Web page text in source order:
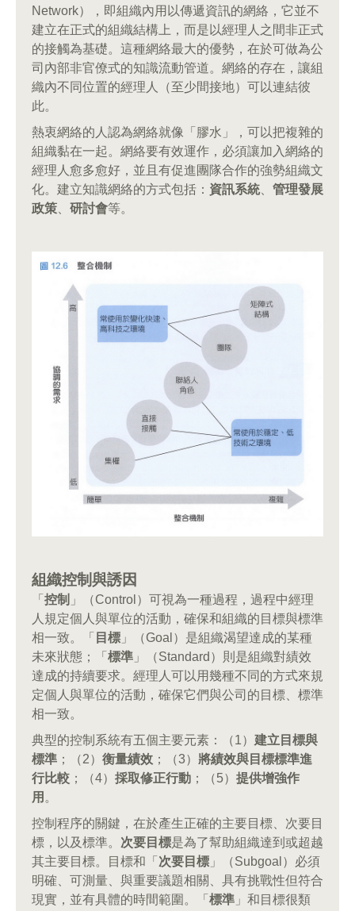
Network），即組織內用以傳遞資訊的網絡，它並不
建立在正式的組織結構上，而是以經理人之間非正式
的接觸為基礎。這種網絡最大的優勢，在於可做為公
司內部非官僚式的知識流動管道。網絡的存在，讓組
織內不同位置的經理人（至少間接地）可以連結彼
此。
熱衷網絡的人認為網絡就像「膠水」，可以把複雜的
組織黏在一起。網絡要有效運作，必須讓加入網絡的
經理人愈多愈好，並且有促進團隊合作的強勢組織文
化。建立知識網絡的方式包括： 資訊系統、 管理發展
政策
研討會等。
組織控制與誘因
「 控制 」（Control）可視為一種過程，過程中經理
人規定個人與單位的活動，確保和組織的目標與標準
相一致。「 目標 」（Goal）是組織渴望達成的某種
未來狀態；「 標準 」（Standard）則是組織對績效
達成的持續要求。經理人可以用幾種不同的方式來規
定個人與單位的活動，確保它們與公司的目標、標準
相一致。
典型的控制系統有五個主要元素：（1） 建立目標與
標準 ；（2） 衡量績效 ；（3） 將績效與目標標準進
行比較 ；（4） 採取修正行動 ；（5） 提供增強作
用 。
控制程序的關鍵，在於產生正確的主要目標、次要目
標，以及標準。 次要目標是為了幫助組織達到或超越
其主要目標。目標和「 次要目標 」（Subgoal）必須
明確、可測量、與重要議題相關、具有挑戰性但符合
現實，並有具體的時間範圍。「 標準 」和目標很類